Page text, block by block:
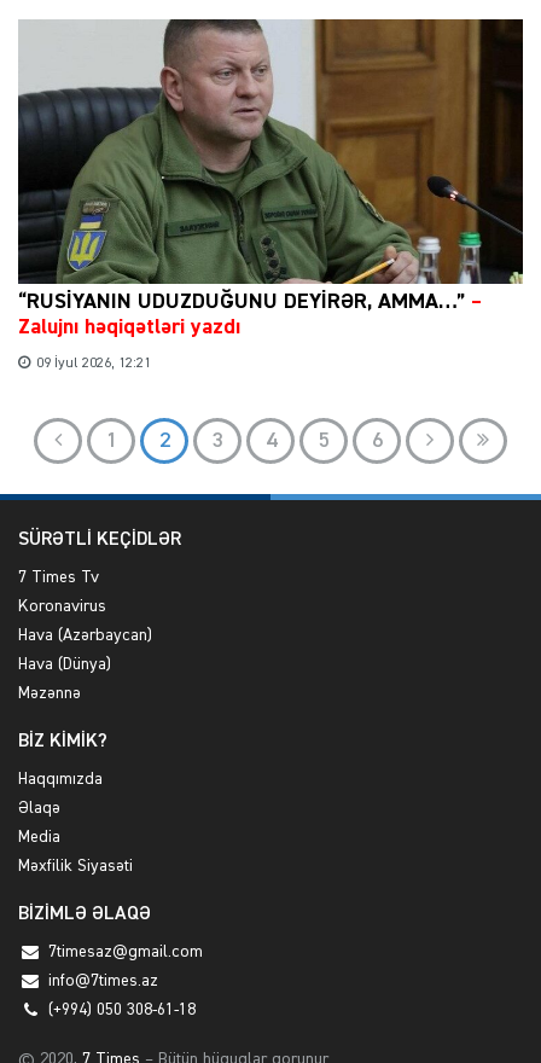
“RUSİYANIN UDUZDUĞUNU DEYİRƏR, AMMA…” –
Zalujnı həqiqətləri yazdı
09 İyul 2026, 12:21
1 2 3 4 5 6
SÜRƏTLİ KEÇİDLƏR
7 Times Tv
Koronavirus
Hava (Azərbaycan)
Hava (Dünya)
Məzənnə
BİZ KİMİK?
Haqqımızda
Əlaqə
Media
Məxfilik Siyasəti
BİZİMLƏ ƏLAQƏ
7timesaz@gmail.com
info@7times.az
(+994) 050 308-61-18
© 2020, 7 Times – Bütün hüquqlar qorunur.